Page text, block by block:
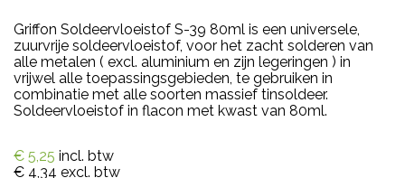
Griffon Soldeervloeistof S-39 80ml is een universele,
zuurvrije soldeervloeistof, voor het zacht solderen van
alle metalen ( excl. aluminium en zijn legeringen ) in
vrijwel alle toepassingsgebieden, te gebruiken in
combinatie met alle soorten massief tinsoldeer.
Soldeervloeistof in flacon met kwast van 80ml.
€ 5,25 incl. btw
€ 4,34 excl. btw